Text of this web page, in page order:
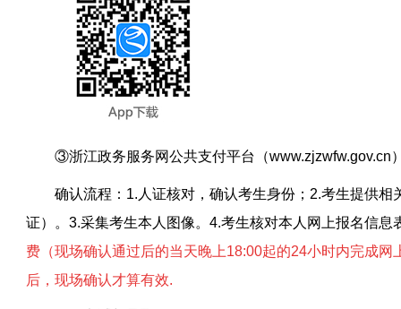
③浙江政务服务网公共支付平台（www.zjzwfw.gov.cn
确认流程 ： 1.人证核对，确认考生身份；2.考生提供
证）。3.采集考生本人图像。4.考生核对本人网上报名信
费（现场确认通过后的当天晚上18:00起的24小时内完成网
后，现场确认才算有效.